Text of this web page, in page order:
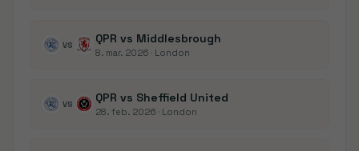
VS QPR vs Middlesbrough
8. mar. 2026 · London
VS QPR vs Sheffield United
28. feb. 2026 · London